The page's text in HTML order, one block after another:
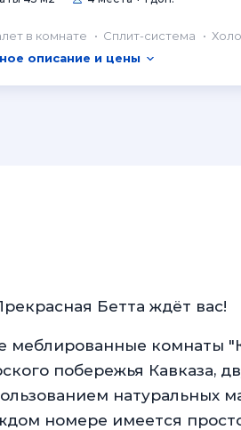
в комнате Сплит-система
описание и цены
Бетта ждёт вас!
меблированные комнаты
побережья Кавказа,
натуральных
номере имеется